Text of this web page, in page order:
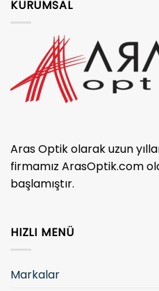
KURUMSAL
Aras Optik olarak uzun
firmamız ArasOptik.com
başlamıştır.
HIZLI MENÜ
Markalar